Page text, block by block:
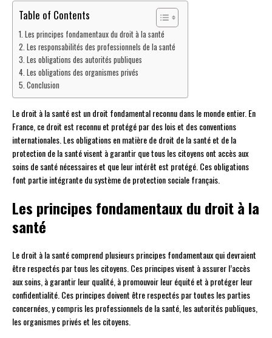
Table of Contents
Les principes fondamentaux du droit à la santé
Les responsabilités des professionnels de la santé
Les obligations des autorités publiques
Les obligations des organismes privés
Conclusion
Le droit à la santé est un droit fondamental reconnu dans le monde entier. En
France, ce droit est reconnu et protégé par des lois et des conventions
internationales. Les obligations en matière de droit de la santé et de la
protection de la santé visent à garantir que tous les citoyens ont accès aux
soins de santé nécessaires et que leur intérêt est protégé. Ces obligations
font partie intégrante du système de protection sociale français.
Les principes fondamentaux du droit à la
santé
Le droit à la santé comprend plusieurs principes fondamentaux qui devraient
être respectés par tous les citoyens. Ces principes visent à assurer l’accès
aux soins, à garantir leur qualité, à promouvoir leur équité et à protéger leur
confidentialité. Ces principes doivent être respectés par toutes les parties
concernées, y compris les professionnels de la santé, les autorités publiques,
les organismes privés et les citoyens.